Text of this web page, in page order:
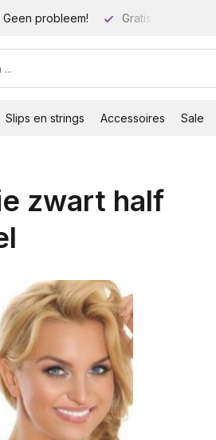
probleem! Gratis verzending
Slips en strings Accessoires Sale
zwart half